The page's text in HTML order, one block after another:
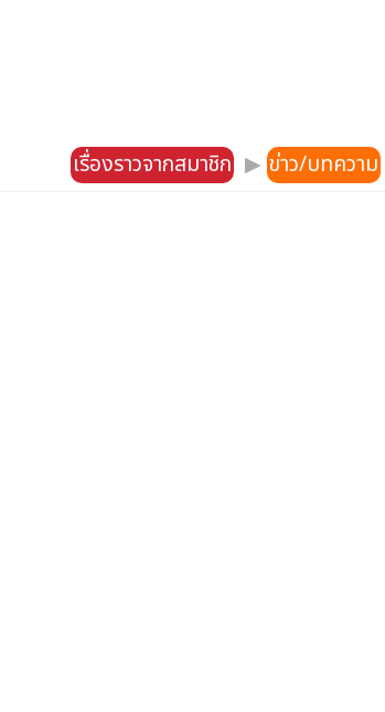
เรื่องราวจากสมาชิก ▶ ข่าว/บทความ